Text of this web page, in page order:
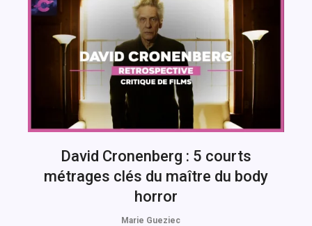
David Cronenberg : 5 courts
métrages clés du maître du body
horror
Marie Gueziec